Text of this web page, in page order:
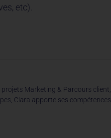
etc).
Marketing & Parcours client,
Clara apporte ses compétences